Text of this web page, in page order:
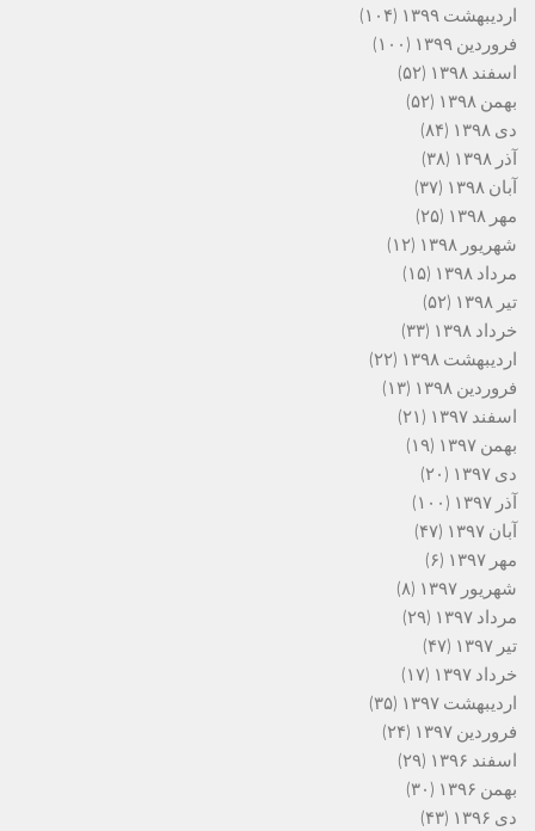
اردیبهشت ۱۳۹۹
(۱۰۴)
فروردین ۱۳۹۹
(۱۰۰)
اسفند ۱۳۹۸
(۵۲)
بهمن ۱۳۹۸
(۵۲)
دی ۱۳۹۸
(۸۴)
آذر ۱۳۹۸
(۳۸)
آبان ۱۳۹۸
(۳۷)
مهر ۱۳۹۸
(۲۵)
شهریور ۱۳۹۸
(۱۲)
مرداد ۱۳۹۸
(۱۵)
تیر ۱۳۹۸
(۵۲)
خرداد ۱۳۹۸
(۳۳)
اردیبهشت ۱۳۹۸
(۲۲)
فروردین ۱۳۹۸
(۱۳)
اسفند ۱۳۹۷
(۲۱)
بهمن ۱۳۹۷
(۱۹)
دی ۱۳۹۷
(۲۰)
آذر ۱۳۹۷
(۱۰۰)
آبان ۱۳۹۷
(۴۷)
مهر ۱۳۹۷
(۶)
شهریور ۱۳۹۷
(۸)
مرداد ۱۳۹۷
(۲۹)
تیر ۱۳۹۷
(۴۷)
خرداد ۱۳۹۷
(۱۷)
اردیبهشت ۱۳۹۷
(۳۵)
فروردین ۱۳۹۷
(۲۴)
اسفند ۱۳۹۶
(۲۹)
بهمن ۱۳۹۶
(۳۰)
دی ۱۳۹۶
(۴۳)